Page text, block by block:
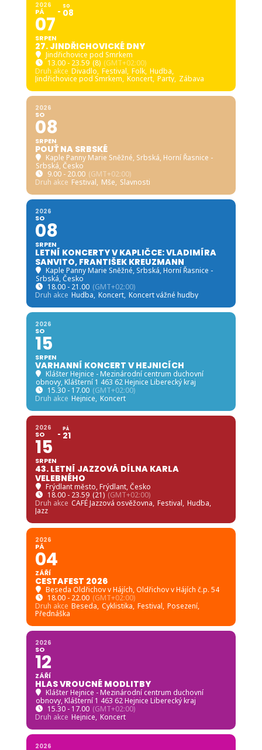
2026
PÁ
07
SRPEN
SO
08
27. JINDŘICHOVICKÉ DNY
Jindřichovice pod Smrkem
13.00 - 23.59 (8) (GMT+02:00)
Druh akce Divadlo, Festival, Folk, Hudba,
Jindřichovice pod Smrkem, Koncert, Party, Zábava
2026
SO
08
SRPEN
POUŤ NA SRBSKÉ
Kaple Panny Marie Sněžné, Srbská, Horní Řasnice -
Srbská, Česko
9.00 - 20.00 (GMT+02:00)
Druh akce Festival, Mše, Slavnosti
2026
SO
08
SRPEN
LETNÍ KONCERTY V KAPLIČCE: VLADIMÍRA
SANVITO, FRANTIŠEK KREUZMANN
Kaple Panny Marie Sněžné, Srbská, Horní Řasnice -
Srbská, Česko
18.00 - 21.00 (GMT+02:00)
Druh akce Hudba, Koncert, Koncert vážné hudby
2026
SO
15
SRPEN
VARHANNÍ KONCERT V HEJNICÍCH
Klášter Hejnice - Mezinárodní centrum duchovní
obnovy, Klášterní 1 463 62 Hejnice Liberecký kraj
15.30 - 17.00 (GMT+02:00)
Druh akce Hejnice, Koncert
2026
SO
15
SRPEN
PÁ
21
43. LETNÍ JAZZOVÁ DÍLNA KARLA
VELEBNÉHO
Frýdlant město, Frýdlant, Česko
18.00 - 23.59 (21) (GMT+02:00)
Druh akce CAFÉ Jazzová osvěžovna, Festival, Hudba,
Jazz
2026
PÁ
04
ZÁŘÍ
CESTAFEST 2026
Beseda Oldřichov v Hájích, Oldřichov v Hájích č.p. 54
18.00 - 22.00 (GMT+02:00)
Druh akce Beseda, Cyklistika, Festival, Posezení,
Přednáška
2026
SO
12
ZÁŘÍ
HLAS VROUCNÉ MODLITBY
Klášter Hejnice - Mezinárodní centrum duchovní
obnovy, Klášterní 1 463 62 Hejnice Liberecký kraj
15.30 - 17.00 (GMT+02:00)
Druh akce Hejnice, Koncert
2026